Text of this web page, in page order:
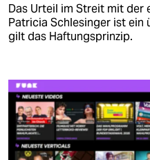
Das Urteil im Streit mit der
Patricia Schlesinger ist
gilt das Haftungsprinzip.